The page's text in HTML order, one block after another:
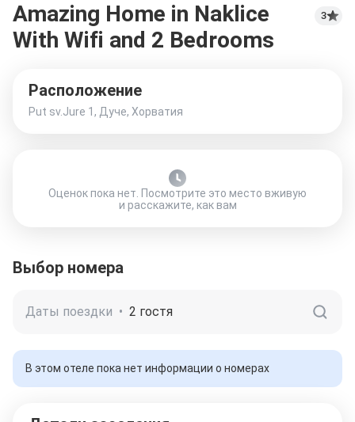
Amazing Home in Naklice
With Wifi and 2 Bedrooms
3
Расположение
Put sv.Jure 1, Дуче, Хорватия
Оценок пока нет. Посмотрите это место вживую
и расскажите, как вам
Выбор номера
Даты поездки • 2 гостя
В этом отеле пока нет информации о номерах